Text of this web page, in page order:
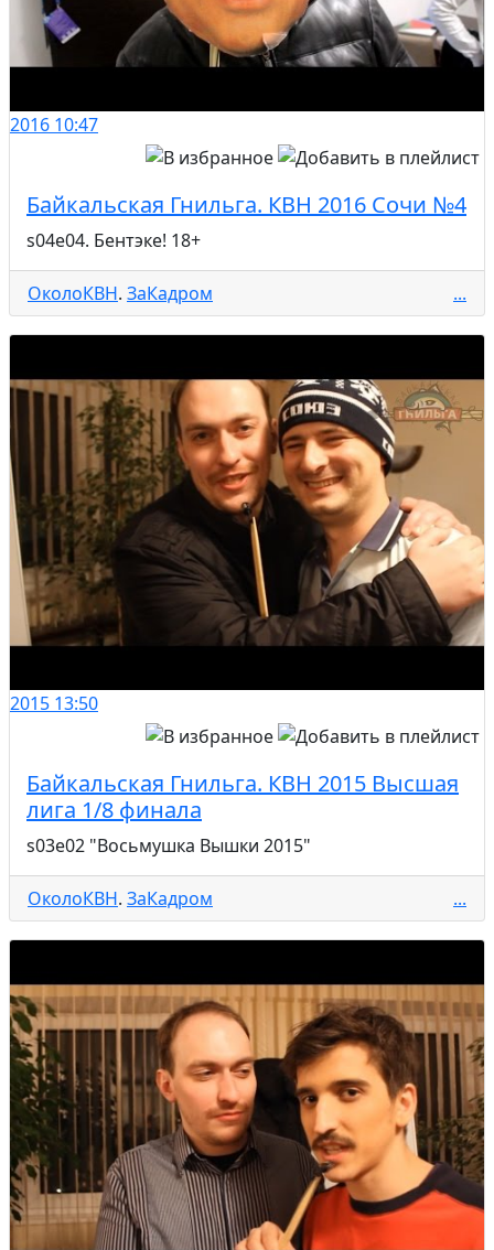
2016 10:47
Байкальская Гнильга. КВН 2016 Сочи №4
s04e04. Бентэке! 18+
ОколоКВН. ЗаКадром ...
2015 13:50
Байкальская Гнильга. КВН 2015 Высшая
лига 1/8 финала
s03e02 "Восьмушка Вышки 2015"
ОколоКВН. ЗаКадром ...